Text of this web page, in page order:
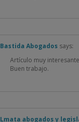
Bastida Abogados says:
Artículo muy
Buen trabajo.
Lmata abogados y